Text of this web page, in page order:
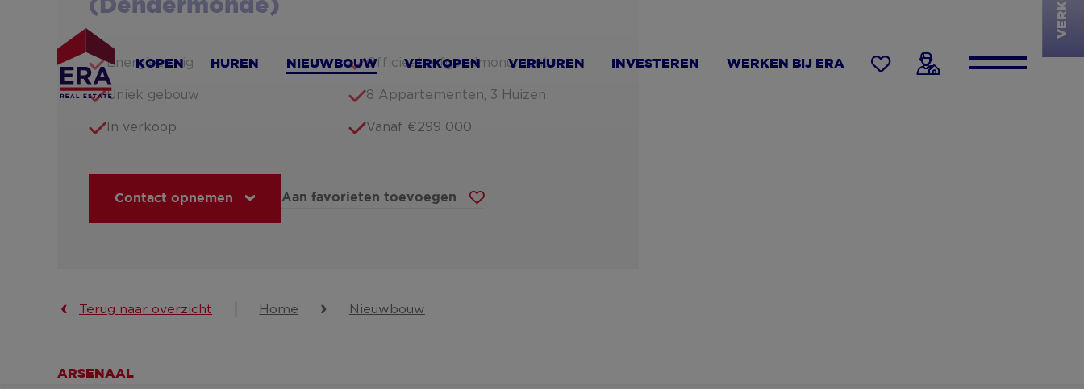
KOPEN HUREN NIEUWBOUW VERKOPEN VERHUREN INVESTEREN WERKEN BIJ ERA
(Dendermonde)
Energiezuinig Officieel erfgoedmonument
Uniek gebouw 8 Appartementen, 3 Huizen
In verkoop Vanaf €299 000
Contact opnemen Aan favorieten toevoegen
Terug naar overzicht Home Nieuwbouw
ARSENAAL